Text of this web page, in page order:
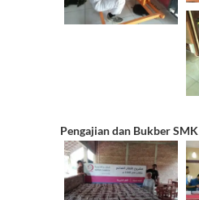
Pengajian dan Bukber SMK